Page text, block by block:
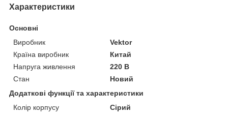
Характеристики
Основні
Виробник
Vektor
Країна виробник
Китай
Напруга живлення
220 В
Стан
Новий
Додаткові функції та характеристики
Колір корпусу
Сірий